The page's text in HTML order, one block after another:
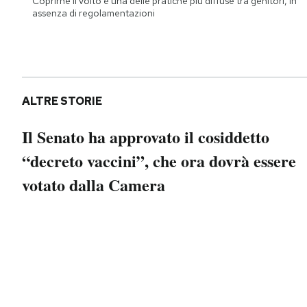
Notifiche mobile
assenza di regolamentazioni
ALTRE STORIE
Il Senato ha approvato il cosiddetto
“decreto vaccini”, che ora dovrà essere
votato dalla Camera